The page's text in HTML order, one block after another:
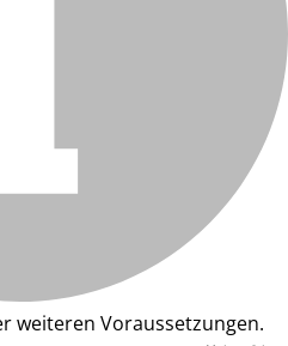
weiteren Voraussetzungen.